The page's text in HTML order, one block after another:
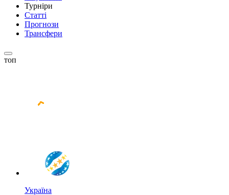
Турніри
Статті
Прогнози
Трансфери
топ
Україна